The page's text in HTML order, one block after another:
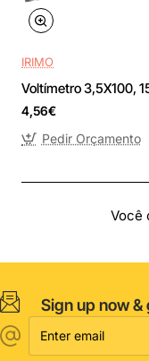
IRIMO
Voltímetro 3,5X100,
4,56€
Pedir Orçamento
Você
Sign up now &
Enter
email